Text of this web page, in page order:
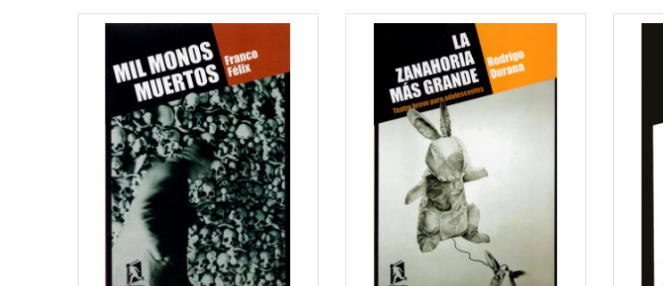
QUICKVIEW
WISHLIST
QUICKVIEW